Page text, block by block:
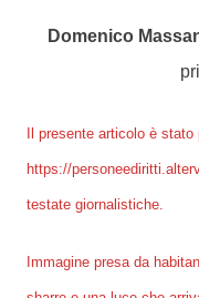
Domenico
Il presente articolo è
https://
testate giornalistiche.
Immagine presa da